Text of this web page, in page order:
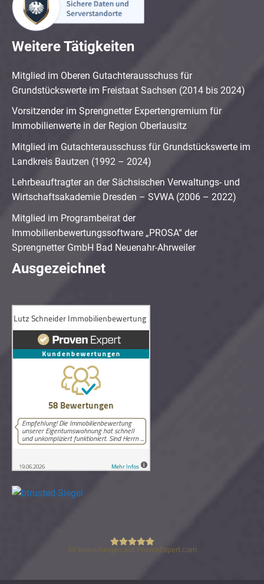
Weitere Tätigkeiten
Mitglied im Oberen Gutachterausschuss für
Grundstückswerte im Freistaat Sachsen (2014 bis 2024)
Vorsitzender im Sprengnetter Expertengremium für
Immobilienwerte in der Region Oberlausitz
Mitglied im Gutachterausschuss für Grundstückswerte im
Landkreis Bautzen (1992 – 2024)
Lehrbeauftragter an der Sächsischen Verwaltungs- und
Wirtschaftsakademie Dresden – SVWA (2006 – 2022)
Mitglied im Programbeirat der
Immobilienbewertungssoftware „PROSA“ der
Sprengnetter GmbH Bad Neuenahr-Ahrweiler
Ausgezeichnet
Lutz Schneider Immobilienbewertung
58 Bewertungen auf ProvenExpert.com